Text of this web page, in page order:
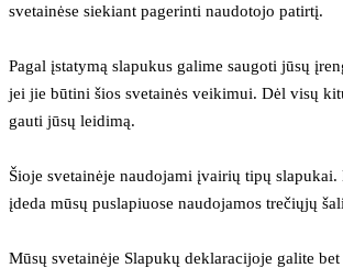
svetainėse siekiant pagerinti naudotojo patirtį.
Pagal įstatymą slapukus galime saugoti jūsų
jei jie būtini šios svetainės veikimui. Dėl visų
gauti jūsų leidimą.
Šioje svetainėje naudojami įvairių tipų
įdeda mūsų puslapiuose naudojamos trečiųjų
Mūsų svetainėje Slapukų deklaracijoje galite